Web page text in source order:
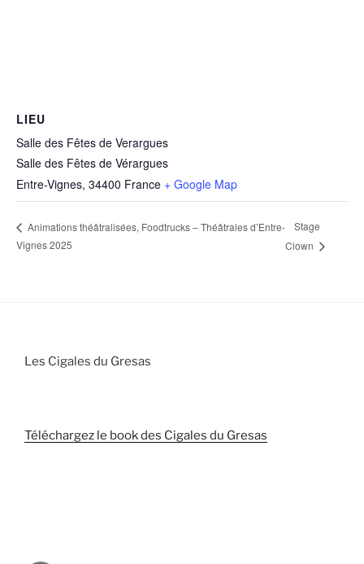
LIEU
Salle des Fêtes de Verargues
Salle des Fêtes de Vérargues
Entre-Vignes, 34400 France + Google Map
Animations théâtralisées, Foodtrucks – Théâtrales d’Entre-
Vignes 2025
Stage
Clown
Les Cigales du Gresas
Téléchargez le book des Cigales du Gresas